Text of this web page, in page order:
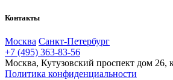
Контакты
Москва Санкт-Петербург
+7 (495) 363-83-56
Москва, Кутузовский проспект дом 26,
Политика конфиденциальности